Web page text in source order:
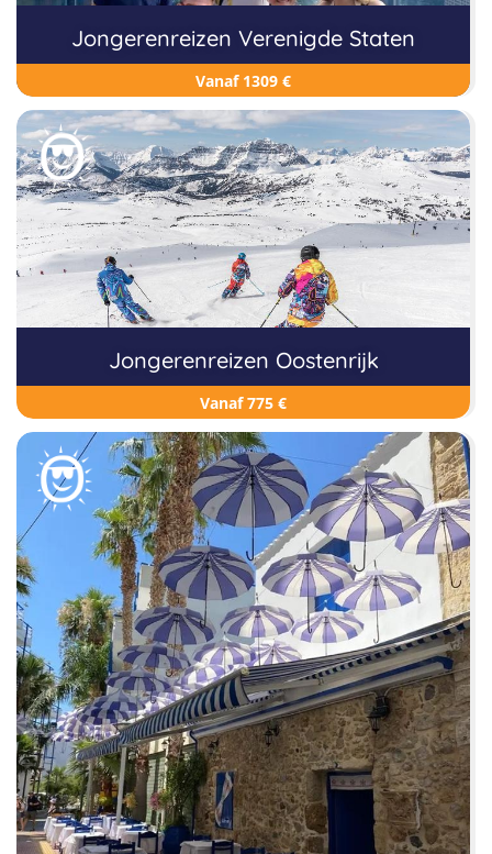
Jongerenreizen Verenigde Staten
Vanaf 1309 €
Jongerenreizen Oostenrijk
Vanaf 775 €